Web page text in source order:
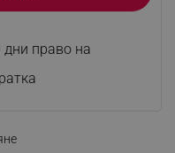
дни право на